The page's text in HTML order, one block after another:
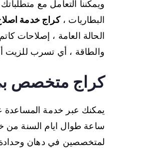
ويمكننا التعامل مع
البطاريات ،كراج خدمة
الحالة العامة ، إصلاحات
والطاقة ، أي تسرب للزيت
كراج متخصص
ساعة طوال ايام السنة من
لمتخصصين في دهان